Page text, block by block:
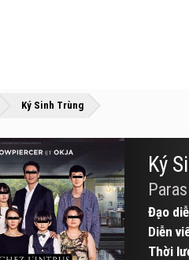
»»
Ký Sinh Trùng
Ký
Đạo
Diễn
Thời